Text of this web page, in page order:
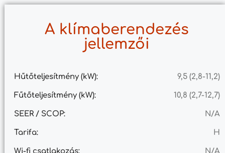
A klímaberendezés
jellemzői
Hűtőteljesítmény (kW): 9,5 (2,8-11,2)
Fűtőteljesítmény (kW): 10,8 (2,7-12,7)
SEER / SCOP: N/A
Tarifa: H